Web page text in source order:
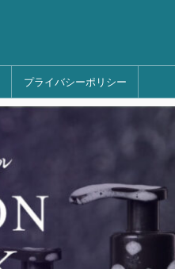
プライバシーポリシー